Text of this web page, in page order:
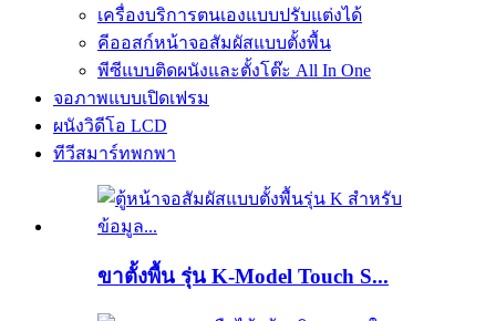
เครื่องบริการตนเองแบบปรับแต่งได้
คีออสก์หน้าจอสัมผัสแบบตั้งพื้น
พีซีแบบติดผนังและตั้งโต๊ะ All In One
จอภาพแบบเปิดเฟรม
ผนังวิดีโอ LCD
ทีวีสมาร์ทพกพา
ขาตั้งพื้น รุ่น K-Model Touch S...